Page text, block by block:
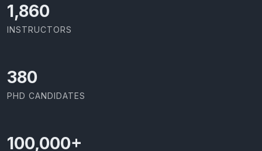
1,973
INSTRUCTORS
403
PHD CANDIDATES
100,000+